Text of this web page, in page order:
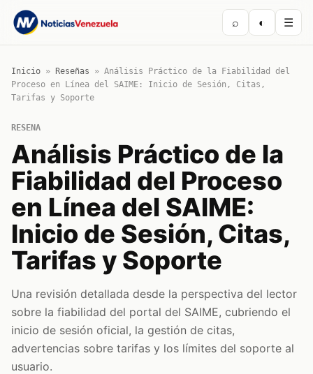
⌕ ◐ ☰
Inicio » Reseñas » Análisis Práctico de la Fiabilidad del
Proceso en Línea del SAIME: Inicio de Sesión, Citas,
Tarifas y Soporte
RESENA
Análisis Práctico de la
Fiabilidad del Proceso
en Línea del SAIME:
Inicio de Sesión, Citas,
Tarifas y Soporte
Una revisión detallada desde la perspectiva del lector
sobre la fiabilidad del portal del SAIME, cubriendo el
inicio de sesión oficial, la gestión de citas,
advertencias sobre tarifas y los límites del soporte al
usuario.